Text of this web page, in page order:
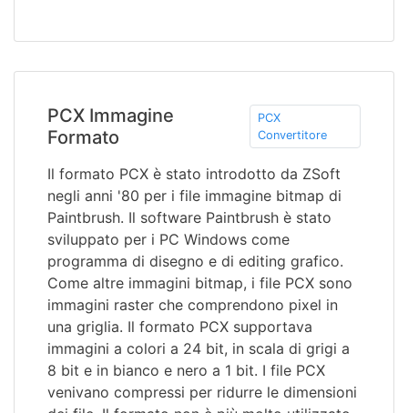
PCX Immagine
Formato
PCX
Convertitore
Il formato PCX è stato introdotto da ZSoft
negli anni '80 per i file immagine bitmap di
Paintbrush. Il software Paintbrush è stato
sviluppato per i PC Windows come
programma di disegno e di editing grafico.
Come altre immagini bitmap, i file PCX sono
immagini raster che comprendono pixel in
una griglia. Il formato PCX supportava
immagini a colori a 24 bit, in scala di grigi a
8 bit e in bianco e nero a 1 bit. I file PCX
venivano compressi per ridurre le dimensioni